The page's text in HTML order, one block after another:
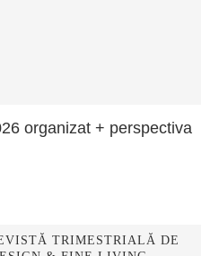
organizat + perspectiva
TRIMESTRIALĂ DE